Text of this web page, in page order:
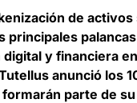
de activos
principales
y financiera
anunció los
parte de